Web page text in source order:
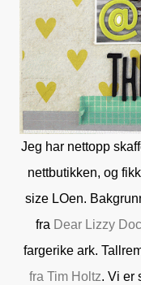
Jeg har nettopp
nettbutikken, og
size LOen.
fra Dear Lizzy
fargerike ark.
fra Tim Holtz. Vi er